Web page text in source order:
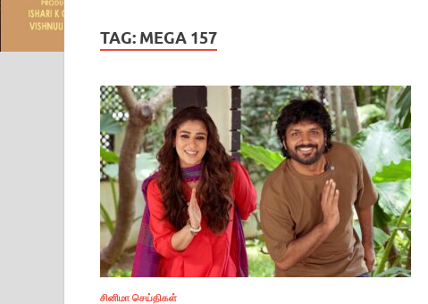
TAG: MEGA 157
சினிமா செய்திகள்